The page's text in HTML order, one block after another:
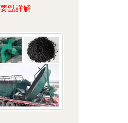
點詳解